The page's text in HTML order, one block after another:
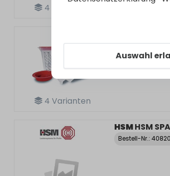
4
4 Varianten
HSMHSM
Bestell-Nr.:
Auswahl